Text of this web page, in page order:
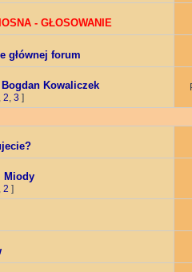
- GŁOSOWANIE
głównej forum
Kowaliczek
, 2, 3 ]
Miody
, 2 ]